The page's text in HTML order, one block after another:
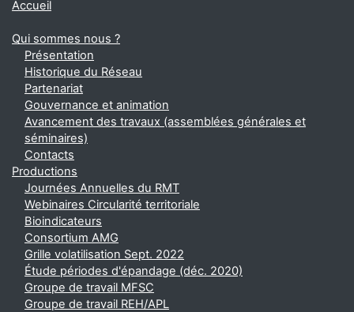
Accueil
Qui sommes nous ?
Présentation
Historique du Réseau
Partenariat
Gouvernance et animation
Avancement des travaux (assemblées générales et
séminaires)
Contacts
Productions
Journées Annuelles du RMT
Webinaires Circularité territoriale
Bioindicateurs
Consortium AMG
Grille volatilisation Sept. 2022
Étude périodes d'épandage (déc. 2020)
Groupe de travail MFSC
Groupe de travail REH/APL